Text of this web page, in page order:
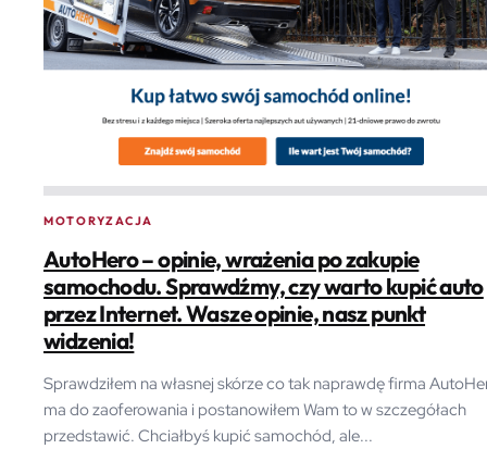
MOTORYZACJA
AutoHero – opinie, wrażenia po zakupie
samochodu. Sprawdźmy, czy warto kupić auto
przez Internet. Wasze opinie, nasz punkt
widzenia!
Sprawdziłem na własnej skórze co tak naprawdę firma
ma do zaoferowania i postanowiłem Wam to w szczegółach
przedstawić. Chciałbyś kupić samochód, ale...